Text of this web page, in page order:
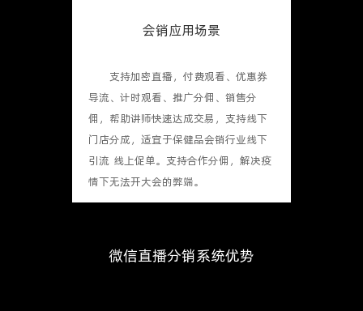
会销应用场景
支持加密直播，付费观看、优惠券
导流、计时观看、推广分佣、销售分
佣，帮助讲师快速达成交易，支持线下
门店分成，适宜于保健品会销行业线下
引流 线上促单。支持合作分佣，解决疫
情下无法开大会的弊端。
微信直播分销系统优势